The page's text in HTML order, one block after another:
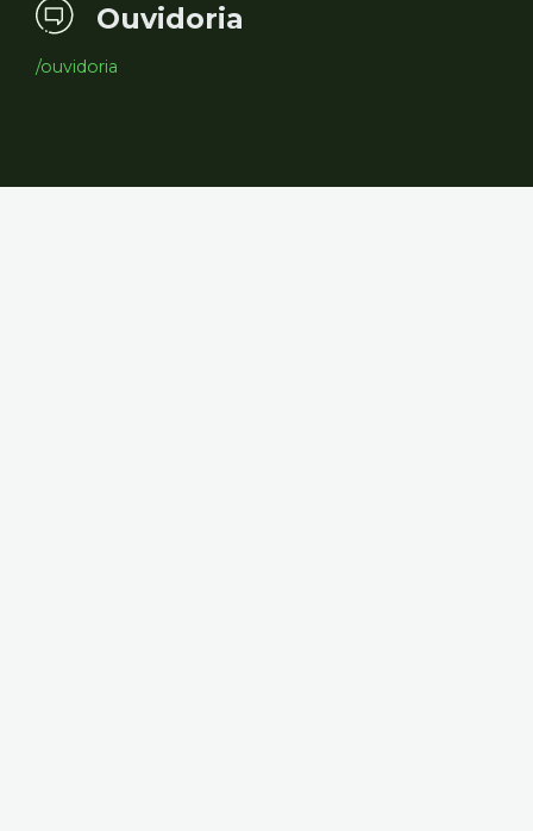
Ouvidoria
/ouvidoria